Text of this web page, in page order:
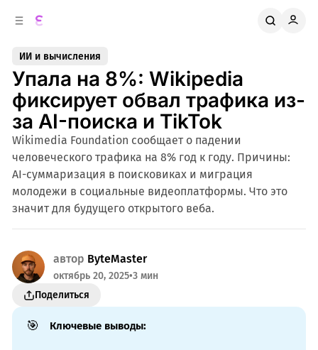
ИИ и вычисления
Упала на 8%: Wikipedia
фиксирует обвал трафика из-
за AI-поиска и TikTok
Wikimedia Foundation сообщает о падении
человеческого трафика на 8% год к году. Причины:
AI-суммаризация в поисковиках и миграция
молодежи в социальные видеоплатформы. Что это
значит для будущего открытого веба.
автор ByteMaster
октябрь 20, 2025•3 мин
Поделиться
🎯 Ключевые выводы: